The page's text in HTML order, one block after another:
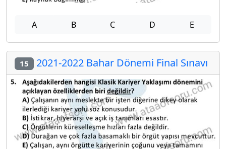
A B C D E
15 2021-2022 Bahar Dönemi Final Sınavı